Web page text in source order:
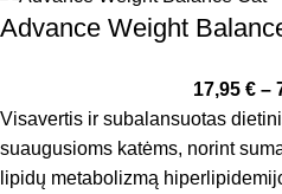
Advance Weight
17,95 € –
Visavertis ir subalansuotas
suaugusioms katėms, norint
lipidų metabolizmą